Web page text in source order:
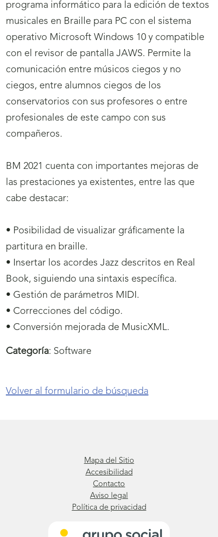
programa informático para la edición de textos
musicales en Braille para PC con el sistema
operativo Microsoft Windows 10 y compatible
con el revisor de pantalla JAWS. Permite la
comunicación entre músicos ciegos y no
ciegos, entre alumnos ciegos de los
conservatorios con sus profesores o entre
profesionales de este campo con sus
compañeros.
BM 2021 cuenta con importantes mejoras de
las prestaciones ya existentes, entre las que
cabe destacar:
• Posibilidad de visualizar gráficamente la
partitura en braille.
• Insertar los acordes Jazz descritos en Real
Book, siguiendo una sintaxis específica.
• Gestión de parámetros MIDI.
• Correcciones del código.
• Conversión mejorada de MusicXML.
Categoría: Software
Volver al formulario de búsqueda
Mapa del Sitio
Accesibilidad
Contacto
Aviso legal
Política de privacidad